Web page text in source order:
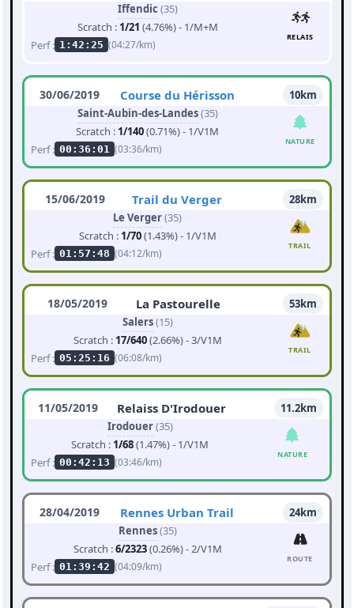
Iffendic (35)
Scratch : 1/21 (4.76%) - 1/M+M
Perf : 1:42:25 (04:27/km)
RELAIS
30/06/2019 Course du Hérisson
10km
Saint-Aubin-des-Landes(35)
Scratch : 1/140(0.71%) - 1/V1M
Perf : 00:36:01 (03:36/km)
NATURE
15/06/2019 Trail du Verger
28km
Le Verger(35)
Scratch : 1/70(1.43%) - 1/V1M
Perf : 01:57:48 (04:12/km)
TRAIL
18/05/2019 La Pastourelle
53km
Salers(15)
Scratch : 17/640(2.66%) - 3/V1M
Perf : 05:25:16 (06:08/km)
TRAIL
11/05/2019 Relaiss D'Irodouer
11.2km
Irodouer(35)
Scratch : 1/68(1.47%) - 1/V1M
Perf : 00:42:13 (03:46/km)
NATURE
28/04/2019 Rennes Urban Trail
24km
Rennes(35)
Scratch :6/2323(0.26%) - 2/V1M
Perf : 01:39:42 (04:09/km)
ROUTE